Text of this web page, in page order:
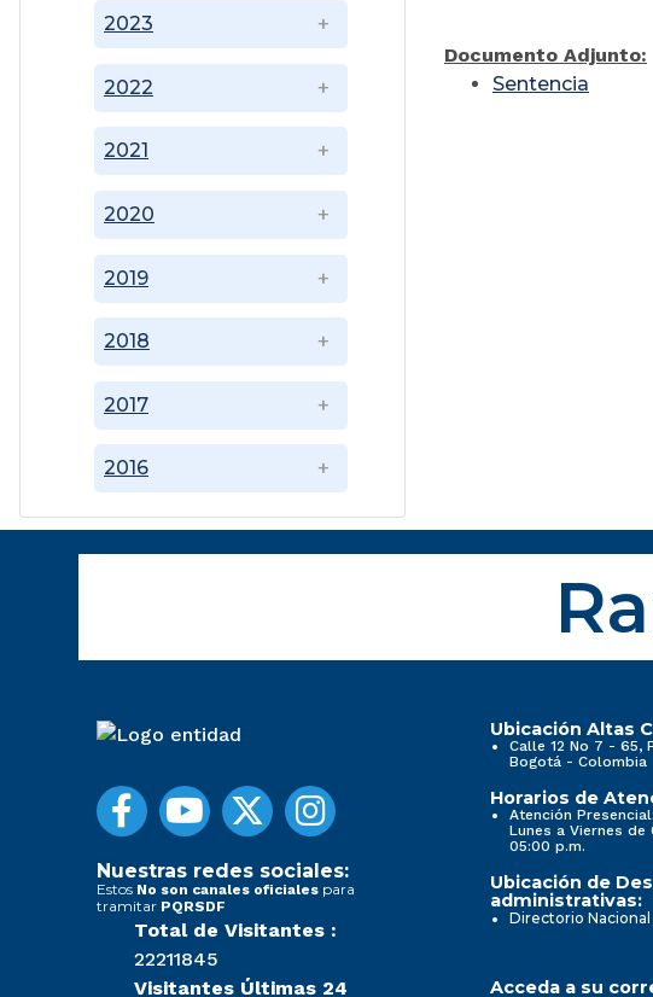
2016
2017
2018
2019
2020
2021
2022
2023
Documento Adjunto:
Sentencia
Nuestras redes sociales:
Estos No son canales oficiales para
tramitar PQRSDF
Total de Visitantes :
22211845
Visitantes Últimas 24
Ubicación Altas
Calle 12 No 7 - 65,
Bogotá - Colombia
Horarios de
Atención Presencial:
Lunes a Viernes de
05:00 p.m.
Ubicación de
administrativas:
Directorio Nacional
Acceda a su